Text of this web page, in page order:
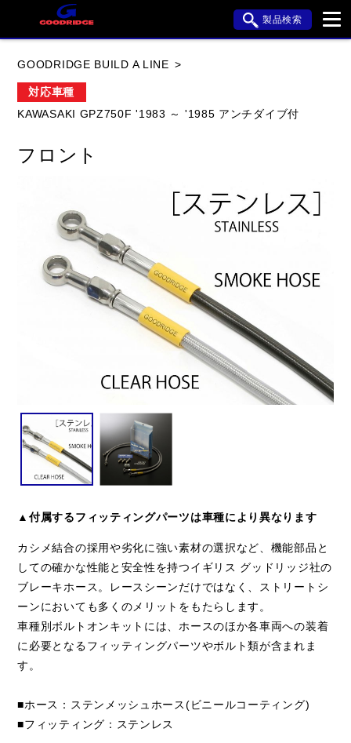
製品検索
DUCATI HARLEY DAVIDSON
HYOSUNG
閉じる
GOODRIDGE BUILD A LINE
対応車種
KAWASAKI GPZ750F '1983 ～ '1985 アンチダイブ付
フロント
▲付属するフィッティングパーツは車種により異なります
カシメ結合の採用や劣化に強い素材の選択など、機能部品と
しての確かな性能と安全性を持つイギリス グッドリッジ社の
ブレーキホース。レースシーンだけではなく、ストリートシ
ーンにおいても多くのメリットをもたらします。
車種別ボルトオンキットには、ホースのほか各車両への装着
に必要となるフィッティングパーツやボルト類が含まれま
す。
■ホース：ステンメッシュホース(ビニールコーティング)
■フィッティング：ステンレス